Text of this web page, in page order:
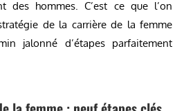
des hommes. C’est ce que l’on
de la carrière de la femme
jalonné d’étapes parfaitement